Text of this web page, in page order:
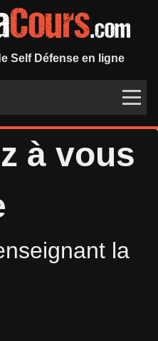
Self Défense en ligne
à vous
la